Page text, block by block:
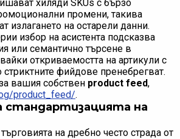
хиляди SKUs с бързо
промени, такива
излагането на остарели данни.
избор на асистента подсказва
или семантично търсене в
откриваемостта на артикули с
фийдове пренебрегват.
вашия собствен product feed,
product_feed/.
стандартизацията на
на дребно често страда от